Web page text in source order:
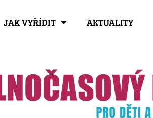
JAK VYŘÍDIT AKTUALITY